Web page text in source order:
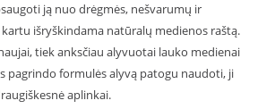
ją nuo drėgmės, nešvarumų ir
išryškindama natūralų medienos raštą.
tiek anksčiau alyvuotai lauko medienai
pagrindo formulės alyvą patogu naudoti, ji
aplinkai.